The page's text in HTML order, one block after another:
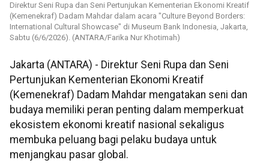
Direktur Seni Rupa dan Seni Pertunjukan Kementerian Ekonomi Kreatif
(Kemenekraf) Dadam Mahdar dalam acara "Culture Beyond Borders:
International Cultural Showcase" di Museum Bank Indonesia, Jakarta,
Sabtu (6/6/2026). (ANTARA/Farika Nur Khotimah)
Jakarta (ANTARA) - Direktur Seni Rupa dan Seni
Pertunjukan Kementerian Ekonomi Kreatif
(Kemenekraf) Dadam Mahdar mengatakan seni dan
budaya memiliki peran penting dalam memperkuat
ekosistem ekonomi kreatif nasional sekaligus
membuka peluang bagi pelaku budaya untuk
menjangkau pasar global.